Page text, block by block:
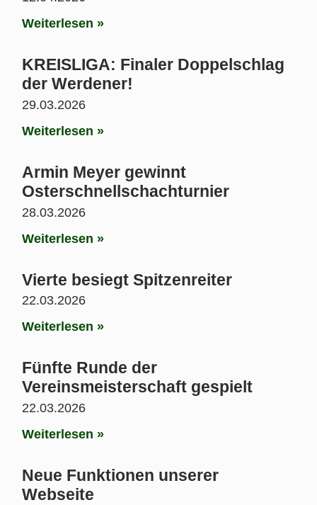
Weiterlesen »
KREISLIGA: Finaler Doppelschlag
der Werdener!
29.03.2026
Weiterlesen »
Armin Meyer gewinnt
Osterschnellschachturnier
28.03.2026
Weiterlesen »
Vierte besiegt Spitzenreiter
22.03.2026
Weiterlesen »
Fünfte Runde der
Vereinsmeisterschaft gespielt
22.03.2026
Weiterlesen »
Neue Funktionen unserer
Webseite